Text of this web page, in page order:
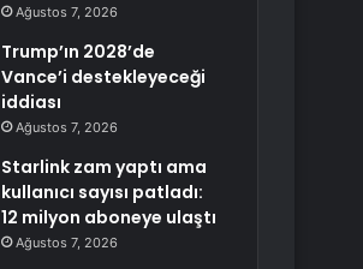
Ağustos 7, 2026
Trump’ın 2028’de
Vance’i destekleyeceği
iddiası
Ağustos 7, 2026
Starlink zam yaptı ama
kullanıcı sayısı patladı:
12 milyon aboneye ulaştı
Ağustos 7, 2026